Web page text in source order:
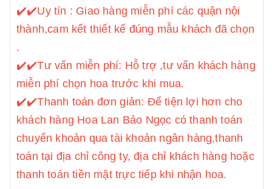
✔️✔️Uy tín : Giao hàng miễn phí các quận nội
thành,cam kết thiết kế đúng mẫu khách đã chọn
.
✔️✔️Tư vấn miễn phí: Hỗ trợ ,tư vấn khách hàng
miễn phí chọn hoa trước khi mua.
✔️✔️Thanh toán đơn giản: Để tiện lợi hơn cho
khách hàng Hoa Lan Bảo Ngọc có thanh toán
chuyển khoản qua tài khoản ngân hàng,thanh
toán tại địa chỉ công ty, địa chỉ khách hàng hoặc
thanh toán tiền mặt trực tiếp khi nhận hoa.